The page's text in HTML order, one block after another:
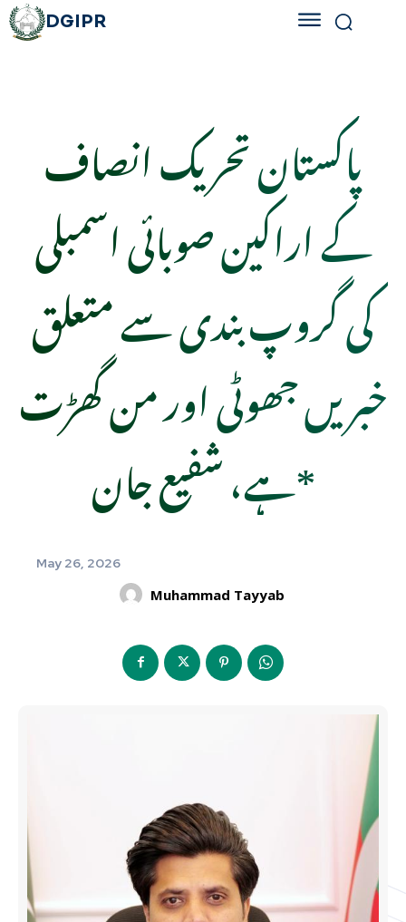
DGIPR
پاکستان تحریک انصاف
کے اراکین صوبائی اسمبلی
کی گروپ بندی سے متعلق
خبریں جھوٹی اور من گھڑت
ہے، شفیع جان*
May 26, 2026
Muhammad Tayyab